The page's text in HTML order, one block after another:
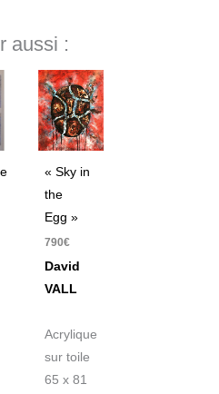
aussi :
« Sky in
the
Egg »
790€
David
VALL
Acrylique
sur toile
65 x 81